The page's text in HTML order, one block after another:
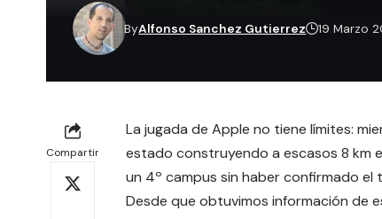
ByAlfonso Sanchez Gutierrez 19 Marzo
Compartir
La jugada de Apple no tiene límites:
estado construyendo a escasos 8 km
un 4º campus sin haber confirmado el
Desde que obtuvimos información de